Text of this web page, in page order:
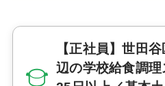
【正社員】世田
辺の学校給食調